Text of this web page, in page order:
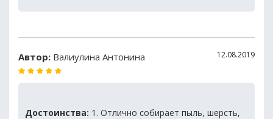
Автор: Валиулина Антонина 12.08.2019
Достоинства: 1. Отлично собирает пыль, шерсть,